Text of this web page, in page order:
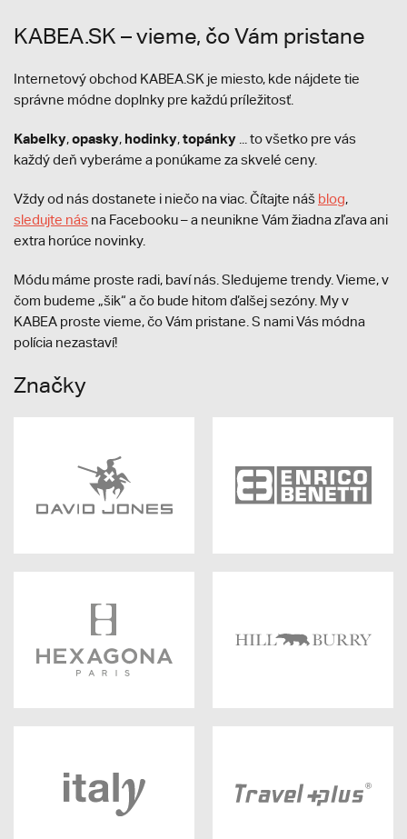
KABEA.SK – vieme, čo Vám pristane
Internetový obchod KABEA.SK je miesto, kde nájdete tie
správne módne doplnky pre každú príležitosť.
Kabelky,opasky, hodinky,topánky ... to všetko pre vás
každý deň vyberáme a ponúkame za skvelé ceny.
Vždy od nás dostanete i niečo na viac. Čítajte náš blog,
sledujte nás na Facebooku – a neunikne Vám žiadna zľava ani
extra horúce novinky.
Módu máme proste radi, baví nás. Sledujeme trendy. Vieme, v
čom budeme „šik“ a čo bude hitom ďalšej sezóny. My v
KABEA proste vieme, čo Vám pristane. S nami Vás módna
polícia nezastaví!
Značky